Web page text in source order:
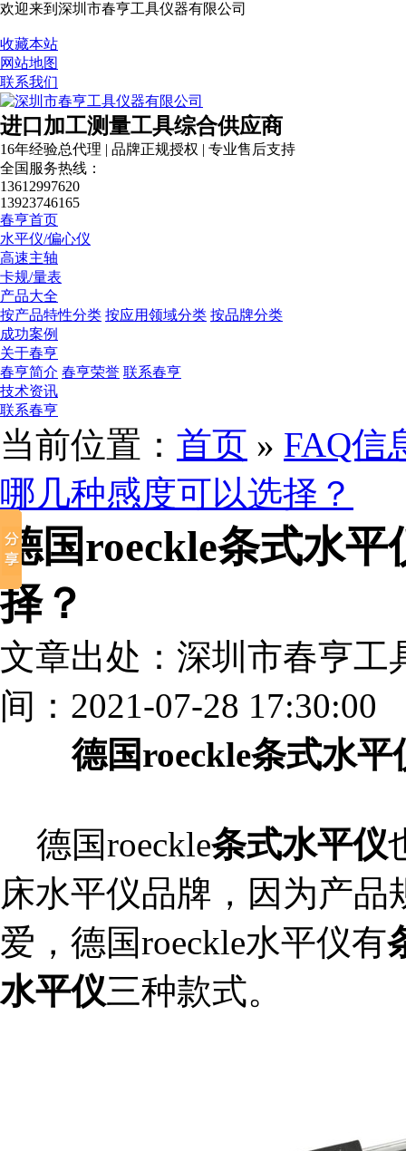
欢迎来到深圳市春亨工具仪器有限公司
收藏本站
网站地图
联系我们
进口加工测量工具综合供应商
16年经验总代理 | 品牌正规授权 | 专业售后支持
全国服务热线：
13612997620
13923746165
春亨首页
水平仪/偏心仪
高速主轴
卡规/量表
产品大全
按产品特性分类 按应用领域分类 按品牌分类
成功案例
关于春亨
春亨简介 春亨荣誉 联系春亨
技术资讯
联系春亨
当前位置： 首页 » FAQ信
哪几种感度可以选择？
德国roeckle条式水
择？
文章出处：深圳市春亨工
间：2021-07-28 17:30:00
德国roeckle条式水
德国roeckle条式水平仪
床水平仪品牌，因为产
爱，德国roeckle水平仪有
水平仪三种款式。